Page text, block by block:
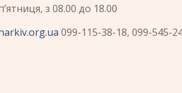
з 08.00 до 18.00
099-115-38-18, 099-545-